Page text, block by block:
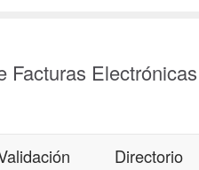
Facturas
Directorio